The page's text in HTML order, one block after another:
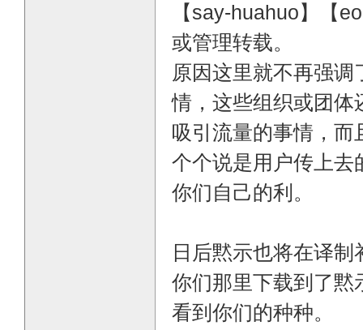
【say-huahuo】【
或管理转载。
原因这里就不再强
情，这些组织或团体
吸引流量的事情，而
个个说是用户传上去
你们自己的利。
日后黙示也将在译
你们那里下载到了黙
看到你们的种种。